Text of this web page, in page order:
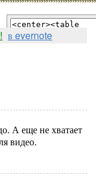
в evernote
А еще не хватает
видео.